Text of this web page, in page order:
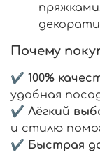
Почему
✔ 100%
удобная
✔ Лёгкий
и стилю
✔ Быстрая